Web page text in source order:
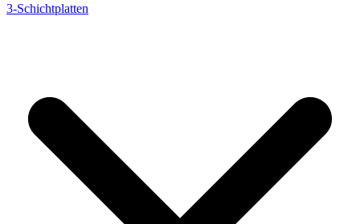
3-Schichtplatten